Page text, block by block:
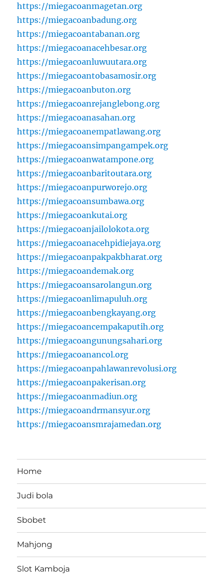
https://miegacoanmagetan.org
https://miegacoanbadung.org
https://miegacoantabanan.org
https://miegacoanacehbesar.org
https://miegacoanluwuutara.org
https://miegacoantobasamosir.org
https://miegacoanbuton.org
https://miegacoanrejanglebong.org
https://miegacoanasahan.org
https://miegacoanempatlawang.org
https://miegacoansimpangampek.org
https://miegacoanwatampone.org
https://miegacoanbaritoutara.org
https://miegacoanpurworejo.org
https://miegacoansumbawa.org
https://miegacoankutai.org
https://miegacoanjailolokota.org
https://miegacoanacehpidiejaya.org
https://miegacoanpakpakbharat.org
https://miegacoandemak.org
https://miegacoansarolangun.org
https://miegacoanlimapuluh.org
https://miegacoanbengkayang.org
https://miegacoancempakaputih.org
https://miegacoangunungsahari.org
https://miegacoanancol.org
https://miegacoanpahlawanrevolusi.org
https://miegacoanpakerisan.org
https://miegacoanmadiun.org
https://miegacoandrmansyur.org
https://miegacoansmrajamedan.org
Home
Judi bola
Sbobet
Mahjong
Slot Kamboja